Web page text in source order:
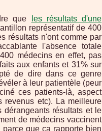
que
les résultats d'une
représentatif de 400
résultats n'ont comme par
l'absence totale
médecins en effet, pas
aux enfants et 31% sur
de dire dans ce genre
à leur patientèle (peur
ces patients-là, aspect
revenus etc). La meilleure
dérangeants résultats et le
de médecins vaccinent
que ça rapporte bien